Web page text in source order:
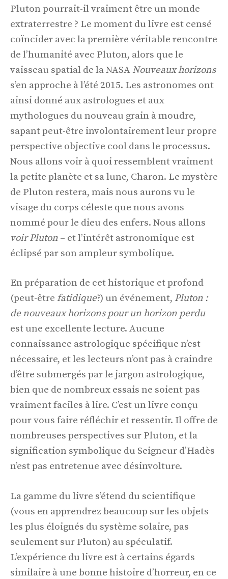
Pluton pourrait-il vraiment être un monde
extraterrestre ? Le moment du livre est censé
coïncider avec la première véritable rencontre
de l’humanité avec Pluton, alors que le
vaisseau spatial de la NASA Nouveaux horizons
s’en approche à l’été 2015. Les astronomes ont
ainsi donné aux astrologues et aux
mythologues du nouveau grain à moudre,
sapant peut-être involontairement leur propre
perspective objective cool dans le processus.
Nous allons voir à quoi ressemblent vraiment
la petite planète et sa lune, Charon. Le mystère
de Pluton restera, mais nous aurons vu le
visage du corps céleste que nous avons
nommé pour le dieu des enfers. Nous allons
voir Pluton – et l’intérêt astronomique est
éclipsé par son ampleur symbolique.
En préparation de cet historique et profond
(peut-être fatidique?) un événement, Pluton :
de nouveaux horizons pour un horizon perdu
est une excellente lecture. Aucune
connaissance astrologique spécifique n’est
nécessaire, et les lecteurs n’ont pas à craindre
d’être submergés par le jargon astrologique,
bien que de nombreux essais ne soient pas
vraiment faciles à lire. C’est un livre conçu
pour vous faire réfléchir et ressentir. Il offre de
nombreuses perspectives sur Pluton, et la
signification symbolique du Seigneur d’Hadès
n’est pas entretenue avec désinvolture.
La gamme du livre s’étend du scientifique
(vous en apprendrez beaucoup sur les objets
les plus éloignés du système solaire, pas
seulement sur Pluton) au spéculatif.
L’expérience du livre est à certains égards
similaire à une bonne histoire d’horreur, en ce